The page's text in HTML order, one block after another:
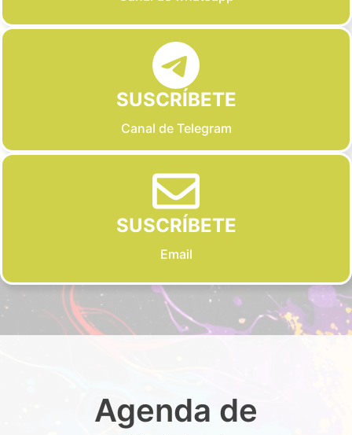
SUSCRÍBETE
Canal de Telegram
SUSCRÍBETE
Email
Agenda de